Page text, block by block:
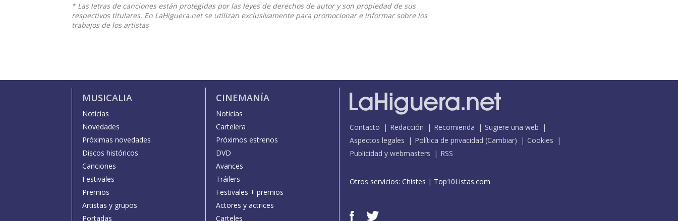
* Las letras de canciones están protegidas por las leyes de derechos de autor y son propiedad de sus
respectivos titulares. En LaHiguera.net se utilizan exclusivamente para promocionar e informar sobre los
trabajos de los artistas
MUSICALIA
Noticias
Novedades
Próximas novedades
Discos históricos
Canciones
Festivales
Premios
Artistas y grupos
Portadas
CINEMANÍA
Noticias
Cartelera
Próximos estrenos
DVD
Avances
Tráilers
Festivales + premios
Actores y actrices
Carteles
Contacto Redacción Recomienda
Sugiere una web
Aspectos legales
Política de privacidad (Cambiar)
Cookies
Publicidad y webmasters
RSS
Otros servicios: Chistes | Top10Listas.com